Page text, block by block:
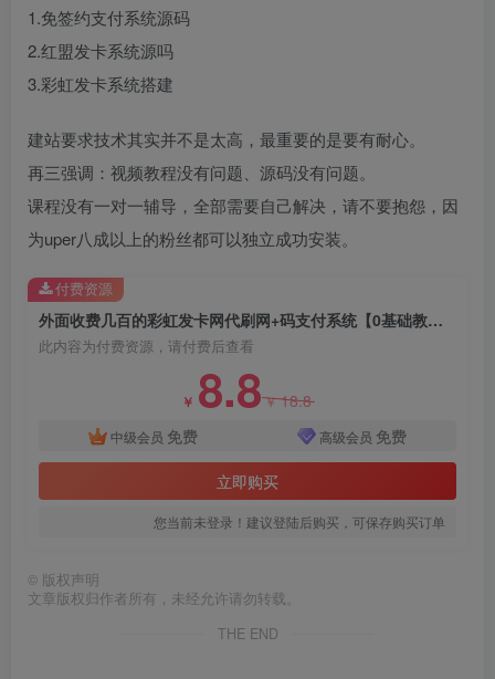
1.免签约支付系统源码
2.红盟发卡系统源吗
3.彩虹发卡系统搭建
建站要求技术其实并不是太高，最重要的是要有耐心。
再三强调：视频教程没有问题、源码没有问题。
课程没有一对一辅导，全部需要自己解决，请不要抱怨，因
为uper八成以上的粉丝都可以独立成功安装。
外面收费几百的彩虹发卡网代刷网+码支付系统【0基础教程+全套源码】
此内容为付费资源，请付费后查看
￥ 8.8￥18.8
中级会员 免费 高级会员 免费
立即购买
您当前未登录！建议登陆后购买，可保存购买订单
付费资源
© 版权声明
文章版权归作者所有，未经允许请勿转载。
THE END